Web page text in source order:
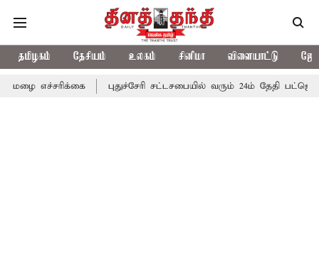
தமிழகம் தேசியம் உலகம் சினிமா விளையாட்டு
புதுச்சேரி சட்டசபையில் வரும் 24ம் தேதி பட்ஜெட் தாக்கல்